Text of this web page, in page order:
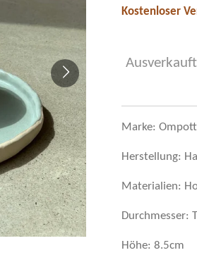
Kostenloser
Ausverkauft
Marke:
Herstellung:
Materialien:
Durchmesser:
Höhe: 8.5cm